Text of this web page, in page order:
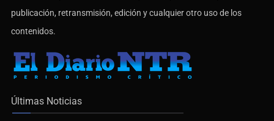
publicación, retransmisión, edición y cualquier otro uso de los
contenidos.
Últimas Noticias